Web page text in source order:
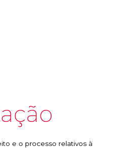
e o processo relativos à